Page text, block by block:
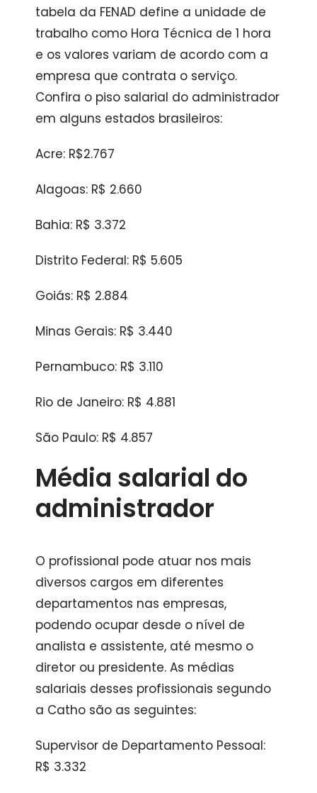
tabela da FENAD define a unidade de
trabalho como Hora Técnica de 1 hora
e os valores variam de acordo com a
empresa que contrata o serviço.
Confira o piso salarial do administrador
em alguns estados brasileiros:
Acre: R$2.767
Alagoas: R$ 2.660
Bahia: R$ 3.372
Distrito Federal: R$ 5.605
Goiás: R$ 2.884
Minas Gerais: R$ 3.440
Pernambuco: R$ 3.110
Rio de Janeiro: R$ 4.881
São Paulo: R$ 4.857
Média salarial do
administrador
O profissional pode atuar nos mais
diversos cargos em diferentes
departamentos nas empresas,
podendo ocupar desde o nível de
analista e assistente, até mesmo o
diretor ou presidente. As médias
salariais desses profissionais segundo
a Catho são as seguintes:
Supervisor de Departamento Pessoal:
R$ 3.332